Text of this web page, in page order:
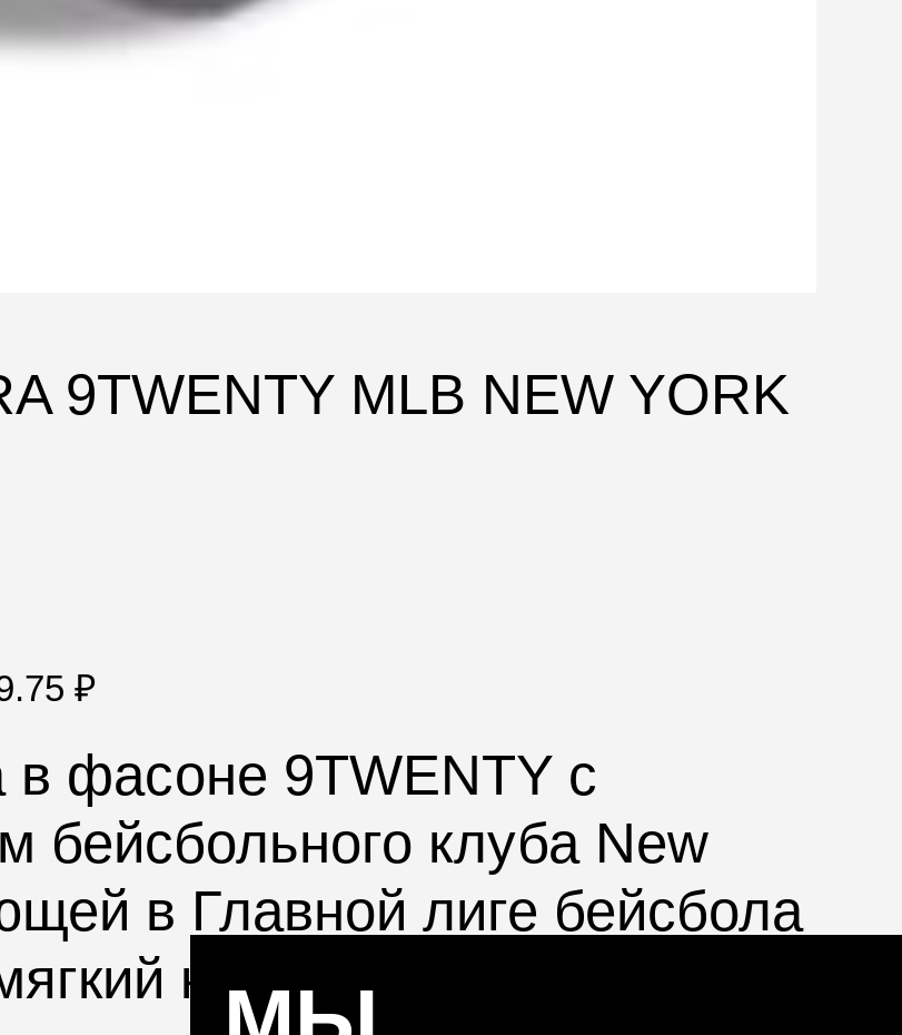
9TWENTY MLB NEW YORK
₽
в фасоне 9TWENTY с
бейсбольного клуба New
в Главной лиге бейсбола
купол бейсболки,